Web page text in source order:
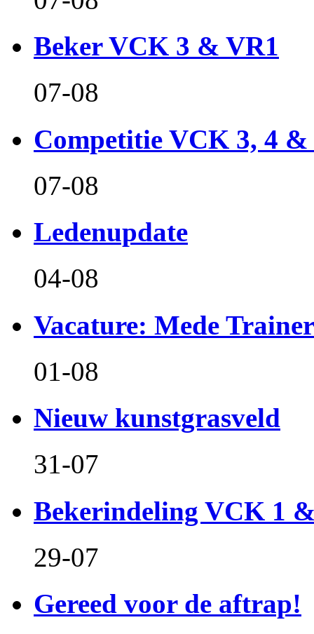
Beker VCK 3 & VR1
07-08
Competitie VCK 3, 4 &
07-08
Ledenupdate
04-08
Vacature: Mede
01-08
Nieuw kunstgrasveld
31-07
Bekerindeling VCK 1
29-07
Gereed voor de aftrap!